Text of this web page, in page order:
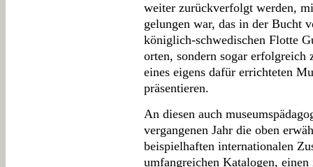
weiter zurückverfolgt werden,
gelungen war, das in der Bucht
königlich-schwedischen Flotte
orten, sondern sogar
eines eigens dafür errichteten
präsentieren.
An diesen auch
vergangenen Jahr die oben
beispielhaften internationalen
umfangreichen Katalogen,